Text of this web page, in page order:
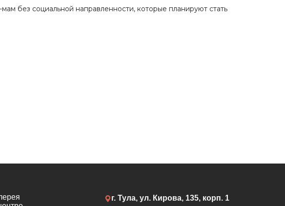
без социальной направленности, которые планируют стать
г. Тула, ул. Кирова, 135, корп. 1